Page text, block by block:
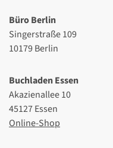
Büro Berlin
Singerstraße 109
10179 Berlin
Buchladen Essen
Akazienallee 10
45127 Essen
Online-Shop